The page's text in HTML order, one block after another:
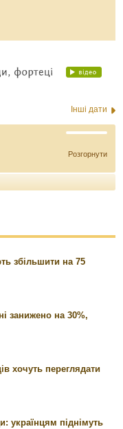
Інші дати
Розгорнути
збільшити на 75
занижено на 30%,
хочуть переглядати
українцям піднімуть